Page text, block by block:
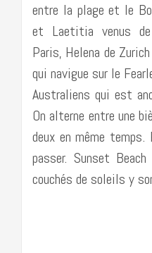
entre la plage et le
et Laetitia venus de
Paris, Helena de
qui navigue sur le
Australiens qui est
On alterne entre une
deux en même temps.
passer. Sunset
couchés de soleils y